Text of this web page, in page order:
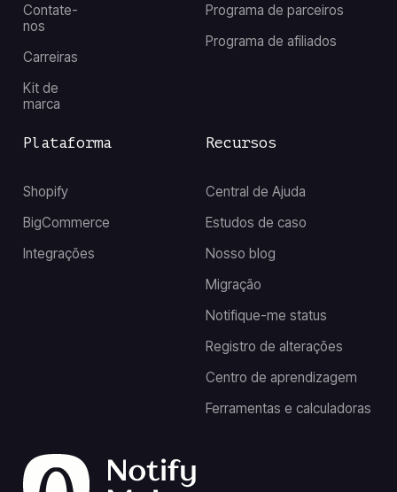
Contate-
nos
Carreiras
Kit de
marca
Recursos
Central de Ajuda
Estudos de caso
Nosso blog
Migração
Notifique-me status
Registro de alterações
Centro de aprendizagem
Ferramentas e calculadoras
Programa de parceiros
Programa de afiliados
Plataforma
Shopify
BigCommerce
Integrações